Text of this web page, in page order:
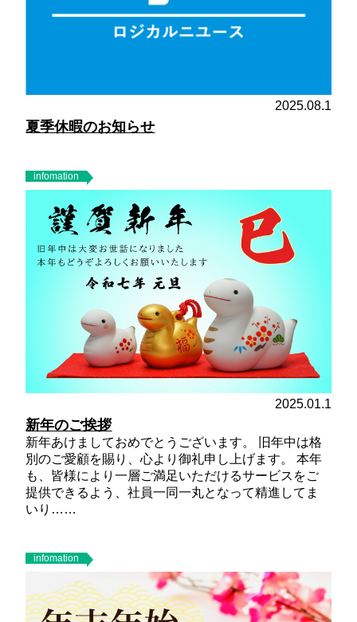
2025.08.1
夏季休暇のお知らせ
infomation
2025.01.1
新年のご挨拶
新年あけましておめでとうございます。 旧年中は格
別のご愛顧を賜り、心より御礼申し上げます。 本年
も、皆様により一層ご満足いただけるサービスをご
提供できるよう、社員一同一丸となって精進してま
いり……
infomation